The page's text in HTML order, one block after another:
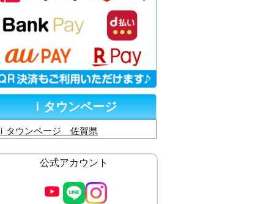
ｉタウンページ
ｉタウンページ 佐賀県
公式アカウント